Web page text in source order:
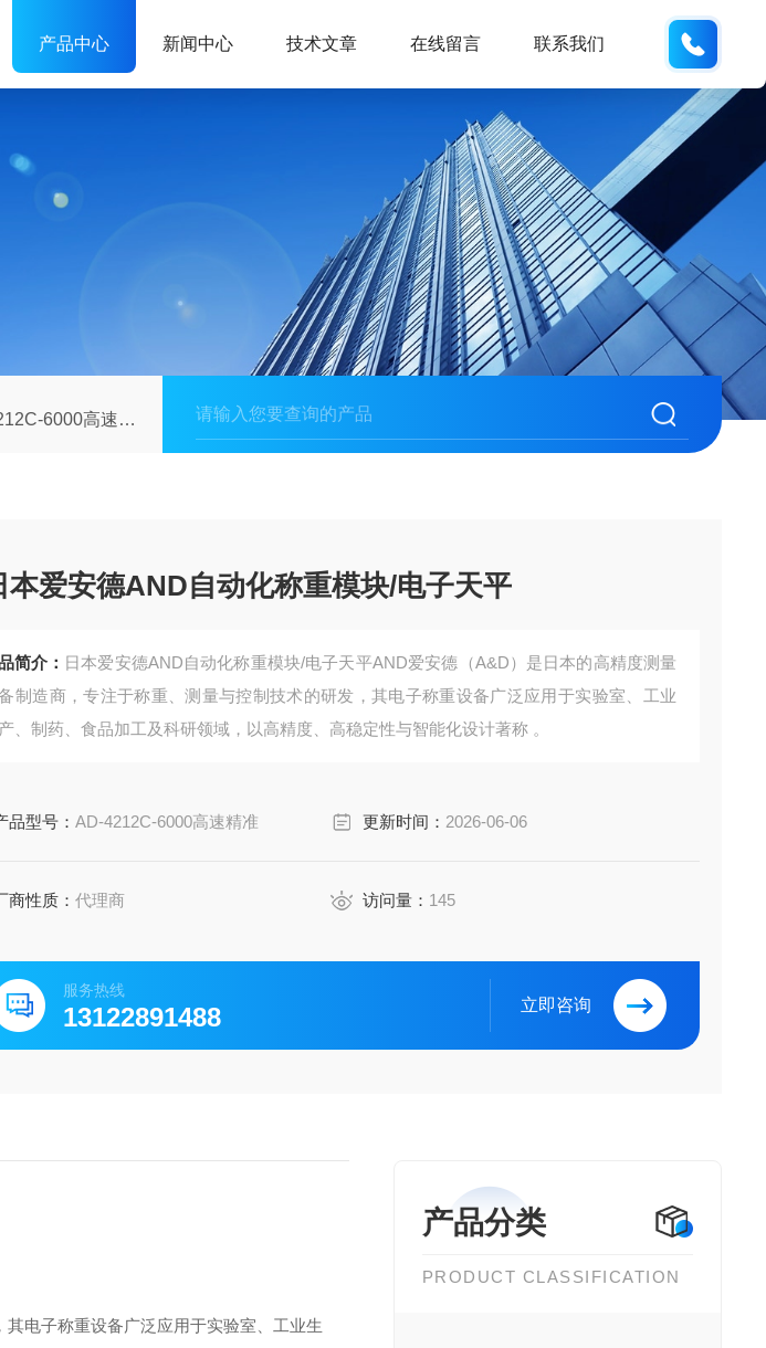
产品中心 新闻中心 技术文章 在线留言 联系我们
精准日本爱安德AND自动化称重模块/电子天平
本爱安德AND自动化称重模块/电子天平
简介： 日本爱安德AND自动化称重模块/电子天平AND爱安德‌（A&D）是日本的高精度测量
制造商，专注于称重、测量与控制技术的研发，其电子称重设备广泛应用于‌实验室、工业
、制药、食品加工及科研领域‌，以高精度、高稳定性与智能化设计著称 。
品型号：AD-4212C-6000高速精准 更新时间： 2026-06-06
商性质：代理商 访问量： 145
服务热线
13122891488 立即咨询
产品分类
PRODUCT CLASSIFICATION
电子称重设备广泛应用于‌实验室、工业生